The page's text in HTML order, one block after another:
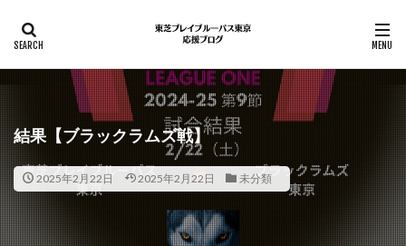
結果【ブラックラムズ戦】
2025年2月22日 2025年2月22日 未分類